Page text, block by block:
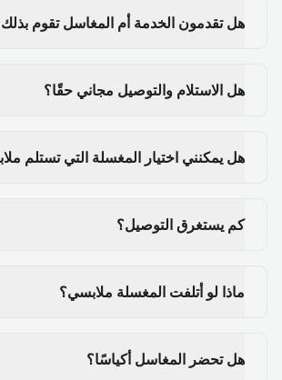
هل تقدمون الخدمة أم المغاسل تقوم
هل الاستلام والتوصيل مجاني حقًا؟
هل يمكنني اختيار المغسلة التي تستلم
كم يستغرق التوصيل؟
ماذا لو أتلفت المغسلة ملابسي؟
هل تحضر المغاسل أكياسًا؟